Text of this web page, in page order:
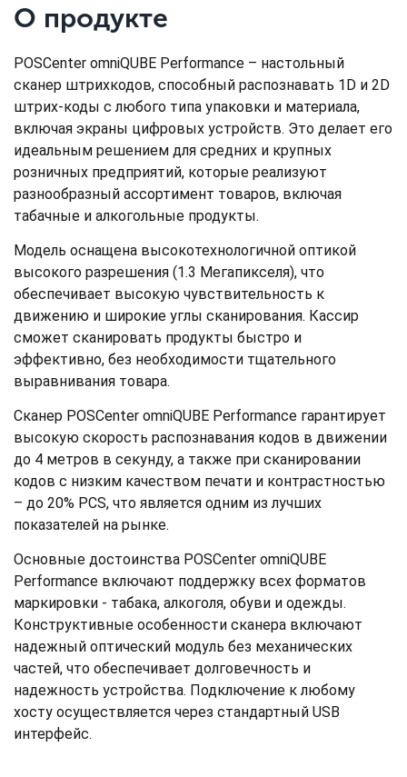
О продукте
POSCenter omniQUBE Performance – настольный
сканер штрихкодов, способный распознавать 1D и 2D
штрих-коды с любого типа упаковки и материала,
включая экраны цифровых устройств. Это делает его
идеальным решением для средних и крупных
розничных предприятий, которые реализуют
разнообразный ассортимент товаров, включая
табачные и алкогольные продукты.
Модель оснащена высокотехнологичной оптикой
высокого разрешения (1.3 Мегапикселя), что
обеспечивает высокую чувствительность к
движению и широкие углы сканирования. Кассир
сможет сканировать продукты быстро и
эффективно, без необходимости тщательного
выравнивания товара.
Сканер POSCenter omniQUBE Performance гарантирует
высокую скорость распознавания кодов в движении
до 4 метров в секунду, а также при сканировании
кодов с низким качеством печати и контрастностью
– до 20% PCS, что является одним из лучших
показателей на рынке.
Основные достоинства POSCenter omniQUBE
Performance включают поддержку всех форматов
маркировки - табака, алкоголя, обуви и одежды.
Конструктивные особенности сканера включают
надежный оптический модуль без механических
частей, что обеспечивает долговечность и
надежность устройства. Подключение к любому
хосту осуществляется через стандартный USB
интерфейс.